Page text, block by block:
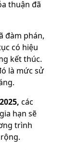
thuận đã
đàm phán,
có hiệu
kết thúc.
là mức sử
các
hạn sẽ
trình